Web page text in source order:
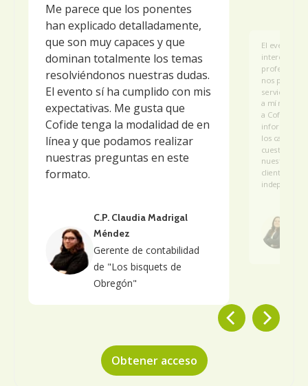
Me parece que los ponentes
han explicado detalladamente,
que son muy capaces y que
dominan totalmente los temas
resolviéndonos nuestras dudas.
El evento sí ha cumplido con mis
expectativas. Me gusta que
Cofide tenga la modalidad de en
línea y que podamos realizar
nuestras preguntas en este
formato.
C.P. Claudia Madrigal
Méndez
Gerente de contabilidad
de "Los bisquets de
Obregón"
El evento
interesante,
nos
servicio
a mí me
a Cofide a
información
los casos
cuestiones
nuestras
clientes que
Obtener acceso